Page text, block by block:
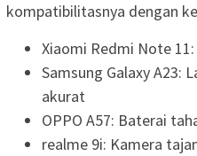
kompatibilitasnya dengan
Xiaomi Redmi Note
Samsung Galaxy A23:
akurat
OPPO A57: Baterai
realme 9i: Kamera